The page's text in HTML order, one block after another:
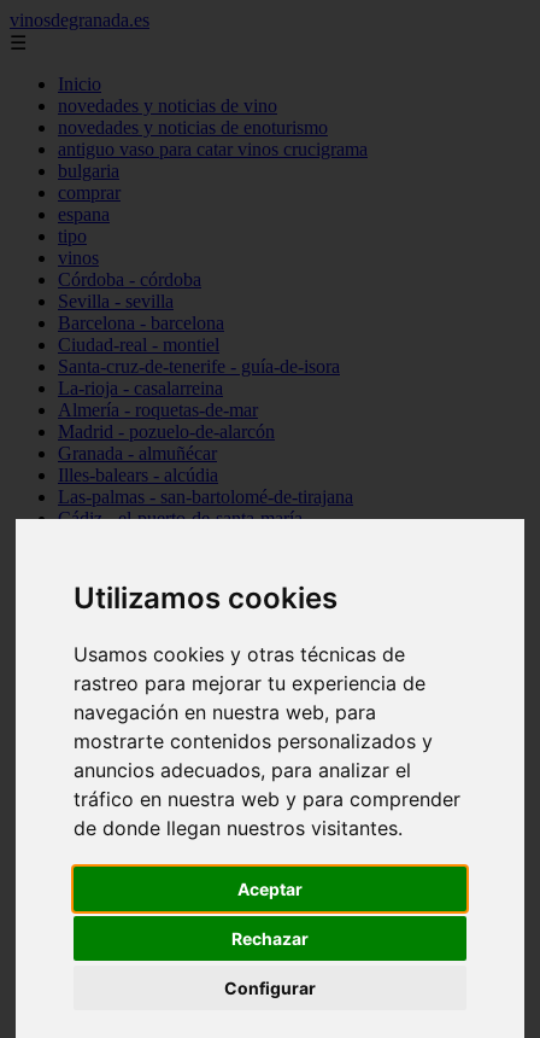
Utilizamos cookies
Usamos cookies y otras técnicas de
rastreo para mejorar tu experiencia de
navegación en nuestra web, para
mostrarte contenidos personalizados y
anuncios adecuados, para analizar el
tráfico en nuestra web y para comprender
de donde llegan nuestros visitantes.
Aceptar
Rechazar
Configurar
vinosdegranada.es
☰
Inicio
novedades y noticias de vino
novedades y noticias de enoturismo
antiguo vaso para catar vinos crucigrama
bulgaria
comprar
espana
tipo
vinos
Córdoba - córdoba
Sevilla - sevilla
Barcelona - barcelona
Ciudad-real - montiel
Santa-cruz-de-tenerife - guía-de-isora
La-rioja - casalarreina
Almería - roquetas-de-mar
Madrid - pozuelo-de-alarcón
Granada - almuñécar
Illes-balears - alcúdia
Las-palmas - san-bartolomé-de-tirajana
Cádiz - el-puerto-de-santa-maría
Santa-cruz-de-tenerife - los-llanos-de-aridane
Cantabria - suances
Granada - monachil
Huesca - isábena
Huesca - alquézar
Huesca - castejón-de-sos
Sevilla - marinaleda
Córdoba - almedinilla
Navarra - zangoza
Cantabria - arenas-de-iguña
Barcelona - la-pobla-de-lillet
Las-palmas - yaiza
Valladolid - fuensaldaña